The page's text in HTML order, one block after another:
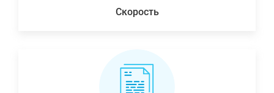
Скорость